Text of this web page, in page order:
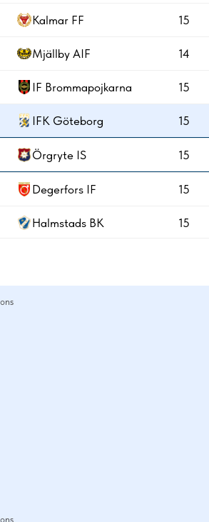
Kalmar FF 15
Mjällby AIF 14
IF Brommapojkarna 15
IFK Göteborg 15
Örgryte IS 15
Degerfors IF 15
Halmstads BK 15